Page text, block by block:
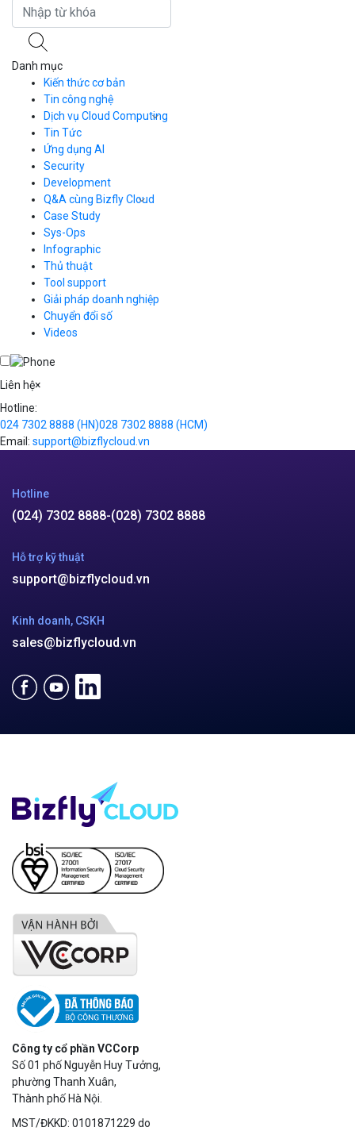
Danh mục
Kiến thức cơ bản
Tin công nghệ
Dịch vụ Cloud Computing
Cloud Server
CDN
Load Balancer
Auto Scaling
Container Registry
Kubernetes
Cloud Database
Call Center
Business Email
Simple Storage
VOD
VPN
Traffic Manager
Cloud VPS
Videos
Tin Tức
Ứng dụng AI
Security
Development
Q&A cùng Bizfly Cloud
Q&A về Bizfly Cloud Server
Thao tác kết nối tới server
Videos
Q&A về Bizfly Business Email
Videos
Case Study
Sys-Ops
Infographic
Thủ thuật
Tool support
Giải pháp doanh nghiệp
Chuyển đổi số
Videos
Liên hệ×
Hotline:
024 7302 8888 (HN)028 7302 8888 (HCM)
Email: support@bizflycloud.vn
Hotline
(024) 7302 8888-(028) 7302 8888
Hỗ trợ kỹ thuật
support@bizflycloud.vn
Kinh doanh, CSKH
sales@bizflycloud.vn
Công ty cổ phần VCCorp
Số 01 phố Nguyễn Huy Tưởng,
phường Thanh Xuân,
Thành phố Hà Nội.
MST/ĐKKD: 0101871229 do